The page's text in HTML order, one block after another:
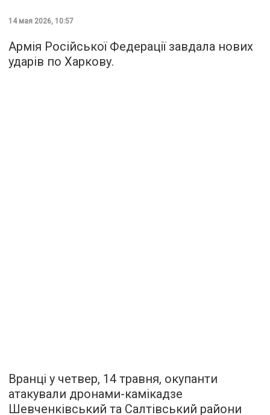
14 мая 2026, 10:57
Армія Російської Федерації завдала нових
ударів по Харкову.
Вранці у четвер, 14 травня, окупанти
атакували дронами-камікадзе
Шевченківський та Салтівський райони